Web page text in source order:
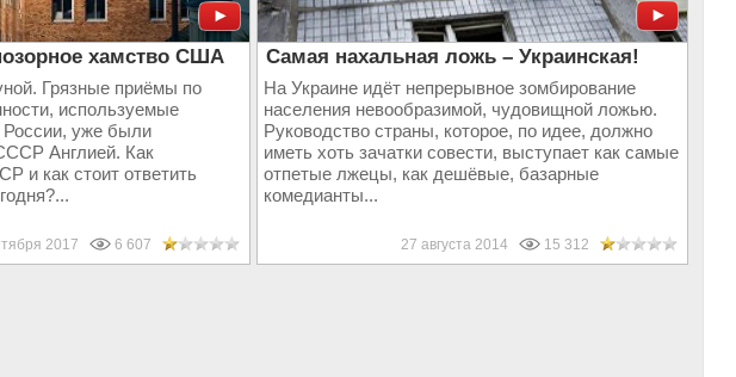
хамство США
Грязные приёмы по
используемые
уже были
Англией. Как
и как стоит ответить
2017 6 607
Самая нахальная ложь – Украинская!
На Украине идёт непрерывное зомбирование
населения невообразимой, чудовищной ложью.
Руководство страны, которое, по идее, должно
иметь хоть зачатки совести, выступает как самые
отпетые лжецы, как дешёвые, базарные
комедианты...
27 августа 2014 15 312